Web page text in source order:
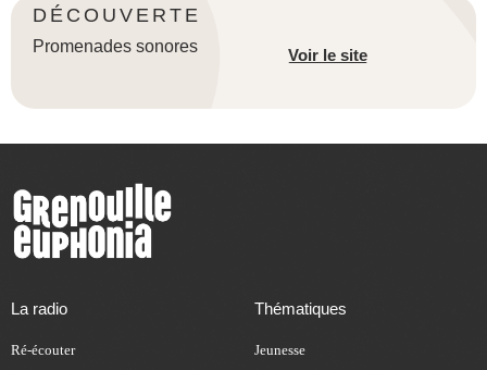
DÉCOUVERTE
Promenades sonores Voir le site
La radio
Ré-écouter
Thématiques
Jeunesse